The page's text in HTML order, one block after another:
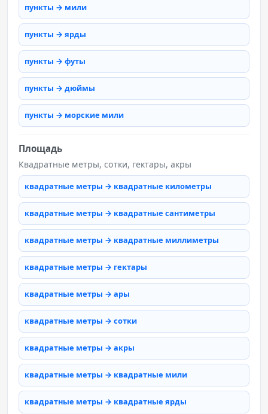
пункты → мили
пункты → ярды
пункты → футы
пункты → дюймы
пункты → морские мили
Площадь
Квадратные метры, сотки, гектары, акры
квадратные метры → квадратные километры
квадратные метры → квадратные сантиметры
квадратные метры → квадратные миллиметры
квадратные метры → гектары
квадратные метры → ары
квадратные метры → сотки
квадратные метры → акры
квадратные метры → квадратные мили
квадратные метры → квадратные ярды